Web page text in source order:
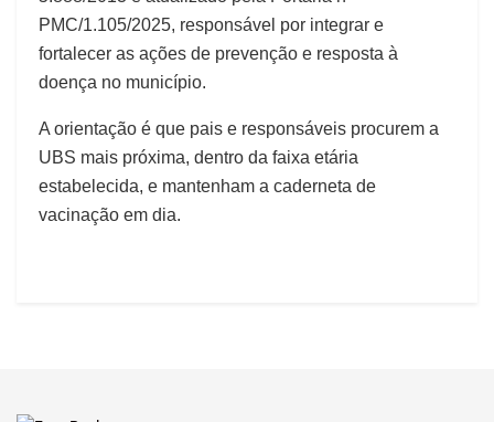
PMC/1.105/2025, responsável por integrar e
fortalecer as ações de prevenção e resposta à
doença no município.
A orientação é que pais e responsáveis procurem a
UBS mais próxima, dentro da faixa etária
estabelecida, e mantenham a caderneta de
vacinação em dia.